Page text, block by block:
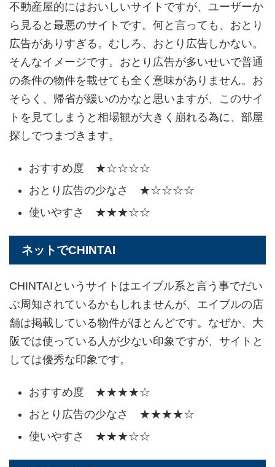
不動産屋的にはおいしいサイトですが、ユーザーか
ら見ると最悪のサイトです。何と言っても、おとり
広告がありすぎる。むしろ、おとり広告しかない。
そんなイメージです。おとり広告が多いせいで普通
の条件の物件を載せても全く意味がありません。お
そらく、帰省が緩いのかなと思いますが、このサイ
トを見てしまうと相場観が大きく崩れる為に、部屋
探しでつまづきます。
おすすめ度 ★☆☆☆☆
おとり広告の少なさ ★☆☆☆☆
使いやすさ ★★★☆☆
ネットでCHINTAI
CHINTAIというサイトはエイブル系と言う事でだい
ぶ周知されているかもしれませんが、エイブルの店
舗は掲載している物件がほとんどです。なぜか、大
阪では使っている人が少ない印象ですが、サイトと
しては優秀な印象です。
おすすめ度 ★★★★☆
おとり広告の少なさ ★★★★☆
使いやすさ ★★★☆☆